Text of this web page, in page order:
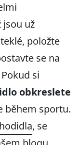
jsou už
položte
se na
Pokud si
obkreslete
během sportu.
, se